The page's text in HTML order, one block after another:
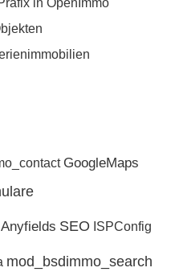
GoogleMaps
Anyfields SEO ISPConfig
mod_bsdimmo_search